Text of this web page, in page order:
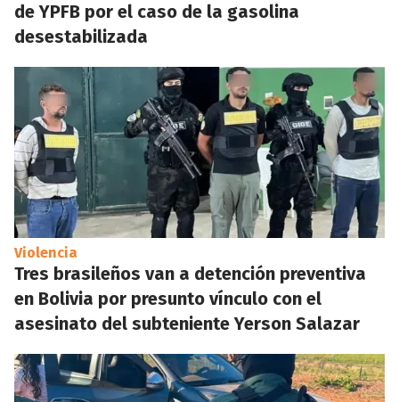
de YPFB por el caso de la gasolina
desestabilizada
Violencia
Tres brasileños van a detención preventiva
en Bolivia por presunto vínculo con el
asesinato del subteniente Yerson Salazar